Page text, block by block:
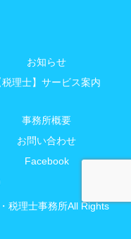
お知らせ
税理士】サービス案内
事務所概要
お問い合わせ
Facebook
税理士事務所All Rights